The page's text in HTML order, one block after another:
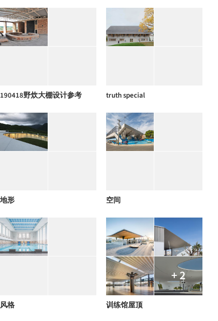
190418野炊大棚设计参考 truth special
地形 空间
风格
+ 2
训练馆屋顶